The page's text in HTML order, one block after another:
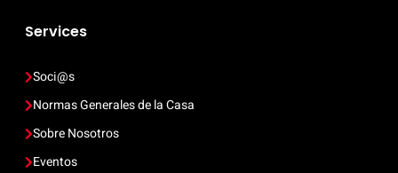
Services
Soci@s
Normas Generales de la Casa
Sobre Nosotros
Eventos